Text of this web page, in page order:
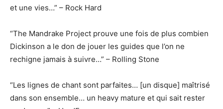
et une vies…” – Rock Hard
“The Mandrake Project prouve une fois de plus combien
Dickinson a le don de jouer les guides que l’on ne
rechigne jamais à suivre…” – Rolling Stone
“Les lignes de chant sont parfaites… [un disque] maîtrisé
dans son ensemble… un heavy mature et qui sait rester